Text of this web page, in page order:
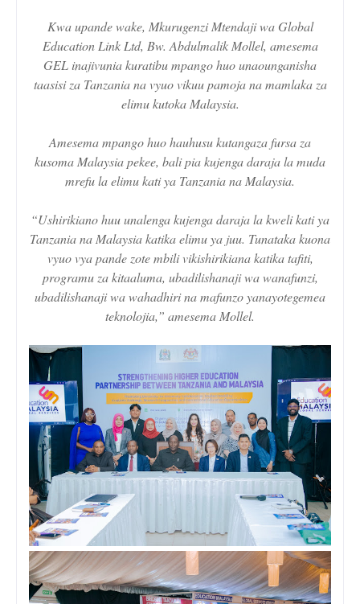
Kwa upande wake, Mkurugenzi Mtendaji wa Global
Education Link Ltd, Bw. Abdulmalik Mollel, amesema
GEL inajivunia kuratibu mpango huo unaounganisha
taasisi za Tanzania na vyuo vikuu pamoja na mamlaka za
elimu kutoka Malaysia.
Amesema mpango huo hauhusu kutangaza fursa za
kusoma Malaysia pekee, bali pia kujenga daraja la muda
mrefu la elimu kati ya Tanzania na Malaysia.
“Ushirikiano huu unalenga kujenga daraja la kweli kati ya
Tanzania na Malaysia katika elimu ya juu. Tunataka kuona
vyuo vya pande zote mbili vikishirikiana katika tafiti,
programu za kitaaluma, ubadilishanaji wa wanafunzi,
ubadilishanaji wa wahadhiri na mafunzo yanayotegemea
teknolojia,” amesema Mollel.